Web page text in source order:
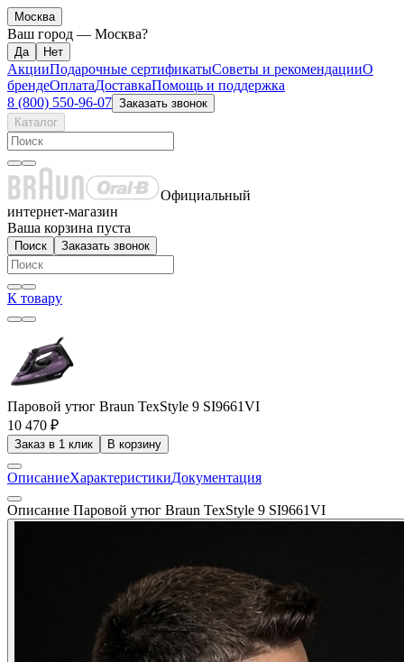
Москва
Ваш город — Москва?
АкцииПодарочные сертификатыСоветы и рекомендацииО
брендеОплатаДоставкаПомощь и поддержка
8 (800) 550-96-07 Заказать звонок
Каталог
Официальный
интернет-магазин
Ваша корзина пуста
Поиск Заказать звонок
К товару
Паровой утюг Braun TexStyle 9 SI9661VI
10 470 ₽
Заказ в 1 клик В корзину
ОписаниеХарактеристикиДокументация
Описание Паровой утюг Braun TexStyle 9 SI9661VI